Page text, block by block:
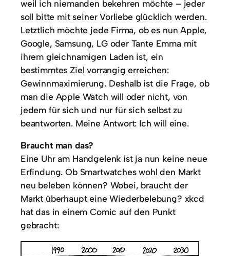
weil ich niemanden bekehren möchte – jeder
soll bitte mit seiner Vorliebe glücklich werden.
Letztlich möchte jede Firma, ob es nun Apple,
Google, Samsung, LG oder Tante Emma mit
ihrem gleichnamigen Laden ist, ein
bestimmtes Ziel vorrangig erreichen:
Gewinnmaximierung. Deshalb ist die Frage, ob
man die Apple Watch will oder nicht, von
jedem für sich und nur für sich selbst zu
beantworten. Meine Antwort: Ich will eine.
Braucht man das?
Eine Uhr am Handgelenk ist ja nun keine neue
Erfindung. Ob Smartwatches wohl den Markt
neu beleben können? Wobei, braucht der
Markt überhaupt eine Wiederbelebung? xkcd
hat das in einem Comic auf den Punkt
gebracht: